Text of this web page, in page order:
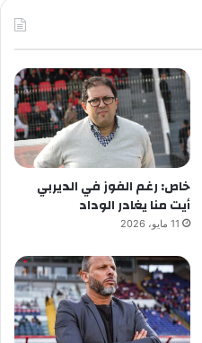
خاص: رغم الفوز في الديربي
أيت منا يغادر الوداد
11 مايو، 2026